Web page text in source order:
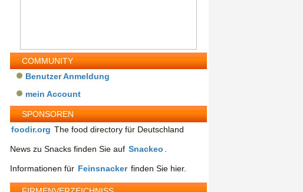
COMMUNITY
Benutzer Anmeldung
mein Account
SPONSOREN
foodir.org The food directory für Deutschland
News zu Snacks finden Sie auf Snackeo
Informationen für Feinsnacker finden Sie hier.